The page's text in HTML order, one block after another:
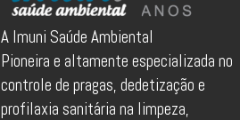
A Imuni Saúde Ambiental
Pioneira e altamente especializada no
controle de pragas, dedetização e
profilaxia sanitária na limpeza,